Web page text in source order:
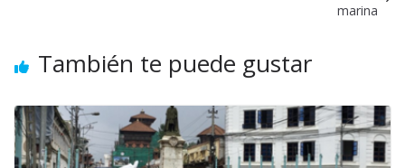
marina
También te puede gustar